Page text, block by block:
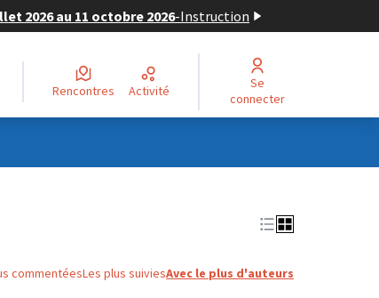
2026 au 11 octobre 2026-Instruction
Rencontres Activité
Se
connecter
commentéesLes plus suiviesAvec le plus d'auteurs